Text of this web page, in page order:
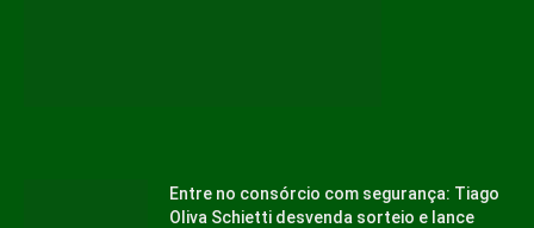
Entre no consórcio com segurança: Tiago
Oliva Schietti desvenda sorteio e lance